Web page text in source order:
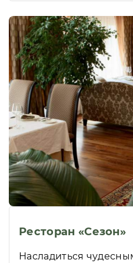
Ресторан «Сезон»
Насладиться